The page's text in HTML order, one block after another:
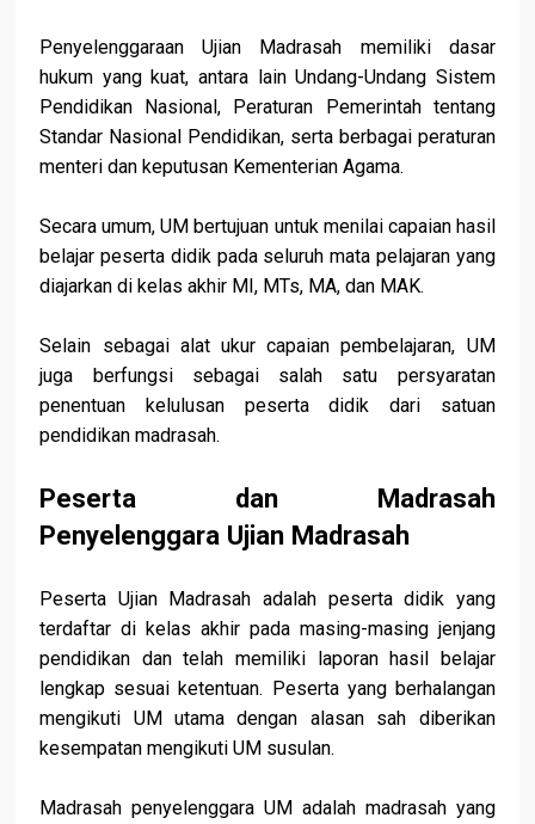
Penyelenggaraan Ujian Madrasah memiliki dasar
hukum yang kuat, antara lain Undang-Undang Sistem
Pendidikan Nasional, Peraturan Pemerintah tentang
Standar Nasional Pendidikan, serta berbagai peraturan
menteri dan keputusan Kementerian Agama.
Secara umum, UM bertujuan untuk menilai capaian hasil
belajar peserta didik pada seluruh mata pelajaran yang
diajarkan di kelas akhir MI, MTs, MA, dan MAK.
Selain sebagai alat ukur capaian pembelajaran, UM
juga berfungsi sebagai salah satu persyaratan
penentuan kelulusan peserta didik dari satuan
pendidikan madrasah.
Peserta dan Madrasah
Penyelenggara Ujian Madrasah
Peserta Ujian Madrasah adalah peserta didik yang
terdaftar di kelas akhir pada masing-masing jenjang
pendidikan dan telah memiliki laporan hasil belajar
lengkap sesuai ketentuan. Peserta yang berhalangan
mengikuti UM utama dengan alasan sah diberikan
kesempatan mengikuti UM susulan.
Madrasah penyelenggara UM adalah madrasah yang